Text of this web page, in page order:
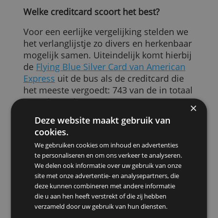
dan 25 of 50 euro kosten buiten de boot
vallen. Ook moet je altijd eerst checken
of je geen andere regeling kunt
aanspreken, zoals je inboedelverzekering
of de garantie op het product zelf. (Meer
hierover lees je in ons artikelWat valt er
niet onder de aankoopverzekering van je
Welke creditcard scoort het best?
Voor een eerlijke vergelijking stelden we
het verlanglijstje zo divers en herkenbaar
mogelijk samen. Uiteindelijk komt hierbij
deFlying Blue Silver Card van American
Expressuit de bus als de creditcard die